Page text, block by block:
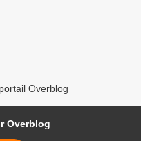
Overblog
Overblog